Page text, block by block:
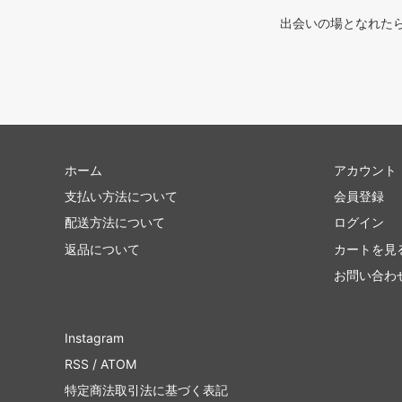
出会いの場となれた
ホーム
支払い方法について
配送方法について
返品について
アカウント
会員登録
ログイン
カートを見
お問い合わ
Instagram
RSS / ATOM
特定商法取引法に基づく表記